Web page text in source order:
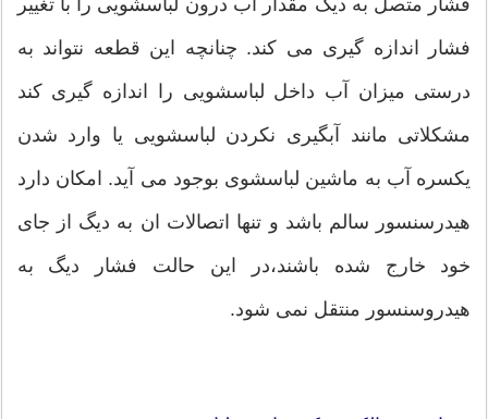
فشار متصل به دیگ مقدار آب درون لباسشویی را با تغییر
فشار اندازه گیری می کند. چنانچه این قطعه نتواند به
درستی میزان آب داخل لباسشویی را اندازه گیری کند
مشکلاتی مانند آبگیری نکردن لباسشویی یا وارد شدن
یکسره آب به ماشین لباسشوی بوجود می آید. امکان دارد
هیدرسنسور سالم باشد و تنها اتصالات ان به دیگ از جای
خود خارج شده باشند،در این حالت فشار دیگ به
هیدروسنسور منتقل نمی شود.